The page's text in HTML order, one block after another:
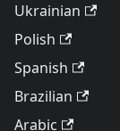
Ukrainian
Polish
Spanish
Brazilian
Arabic